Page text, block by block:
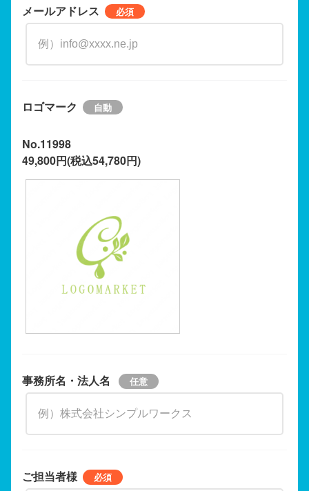
メールアドレス
ロゴマーク
No.11998
49,800円(税込54,780円)
事務所名・法人名
ご担当者様